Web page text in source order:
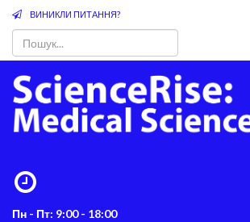
ВИНИКЛИ ПИТАННЯ?
Пн - Пт: 9:00 - 18:00